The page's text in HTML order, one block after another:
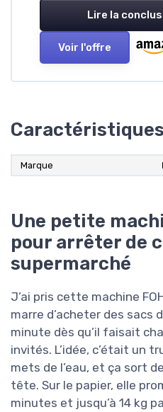
Lire la
Voir l'offre
Caractéristiques
Marque
Une petite
pour arrêter de
supermarché
J’ai pris cette machine
marre d’acheter des sacs
minute dès qu’il faisait
invités. L’idée, c’était un
mets de l’eau, et ça sort
tête. Sur le papier, elle
minutes et jusqu’à 14 kg